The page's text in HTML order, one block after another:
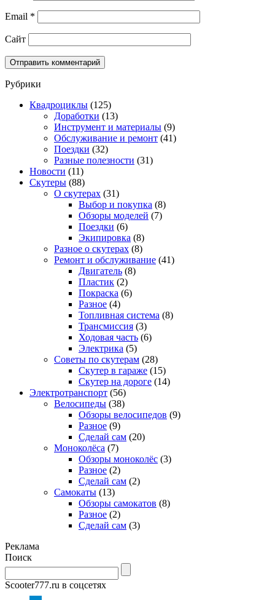
Email *
Сайт
Рубрики
Квадроциклы (125)
Доработки (13)
Инструмент и материалы (9)
Обслуживание и ремонт (41)
Поездки (32)
Разные полезности (31)
Новости (11)
Скутеры (88)
О скутерах (31)
Выбор и покупка (8)
Обзоры моделей (7)
Поездки (6)
Экипировка (8)
Разное о скутерах (8)
Ремонт и обслуживание (41)
Двигатель (8)
Пластик (2)
Покраска (6)
Разное (4)
Топливная система (8)
Трансмиссия (3)
Ходовая часть (6)
Электрика (5)
Советы по скутерам (28)
Скутер в гараже (15)
Скутер на дороге (14)
Электротранспорт (56)
Велосипеды (38)
Обзоры велосипедов (9)
Разное (9)
Сделай сам (20)
Моноколёса (7)
Обзоры моноколёс (3)
Разное (2)
Сделай сам (2)
Самокаты (13)
Обзоры самокатов (8)
Разное (2)
Сделай сам (3)
Реклама
Поиск
Scooter777.ru в соцсетях